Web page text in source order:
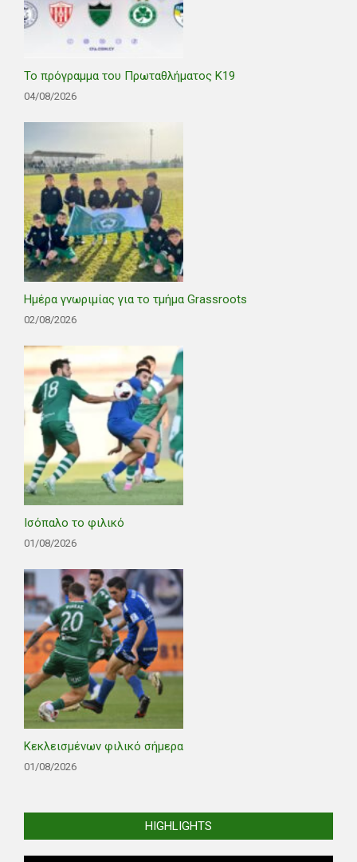
Το πρόγραμμα του Πρωταθλήματος Κ19
04/08/2026
Ημέρα γνωριμίας για το τμήμα Grassroots
02/08/2026
Ισόπαλο το φιλικό
01/08/2026
Κεκλεισμένων φιλικό σήμερα
01/08/2026
HIGHLIGHTS